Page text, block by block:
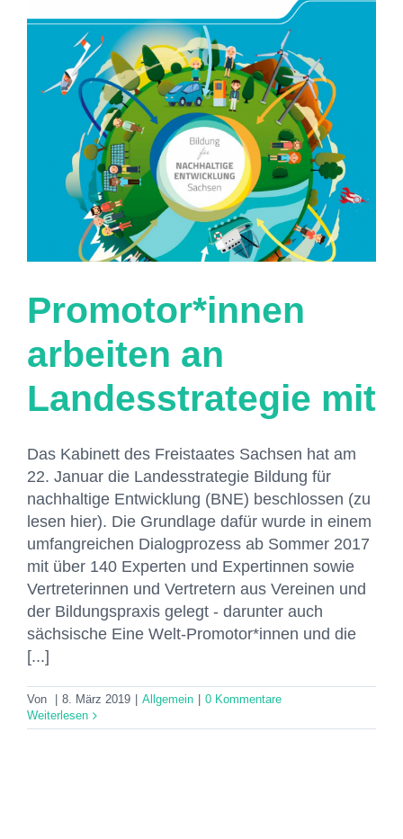
Promotor*innen
arbeiten an
Landesstrategie mit
Das Kabinett des Freistaates Sachsen hat am
22. Januar die Landesstrategie Bildung für
nachhaltige Entwicklung (BNE) beschlossen (zu
lesen hier). Die Grundlage dafür wurde in einem
umfangreichen Dialogprozess ab Sommer 2017
mit über 140 Experten und Expertinnen sowie
Vertreterinnen und Vertretern aus Vereinen und
der Bildungspraxis gelegt - darunter auch
sächsische Eine Welt-Promotor*innen und die
[...]
Von 8. März 2019 Allgemein
0 Kommentare
Weiterlesen